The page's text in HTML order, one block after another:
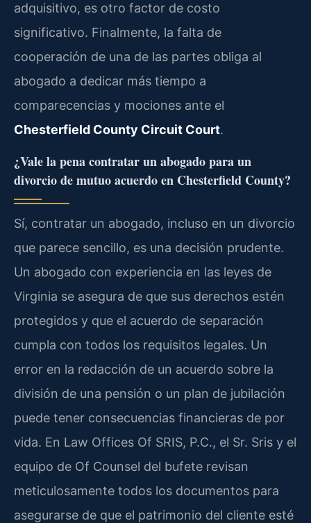
adquisitivo, es otro factor de costo
significativo. Finalmente, la falta de
cooperación de una de las partes obliga al
abogado a dedicar más tiempo a
comparecencias y mociones ante el
Chesterfield County Circuit Court.
¿Vale la pena contratar un abogado para un
divorcio de mutuo acuerdo en Chesterfield County?
Sí, contratar un abogado, incluso en un divorcio
que parece sencillo, es una decisión prudente.
Un abogado con experiencia en las leyes de
Virginia se asegura de que sus derechos estén
protegidos y que el acuerdo de separación
cumpla con todos los requisitos legales. Un
error en la redacción de un acuerdo sobre la
división de una pensión o un plan de jubilación
puede tener consecuencias financieras de por
vida. En Law Offices Of SRIS, P.C., el Sr. Sris y el
equipo de Of Counsel del bufete revisan
meticulosamente todos los documentos para
asegurarse de que el patrimonio del cliente esté